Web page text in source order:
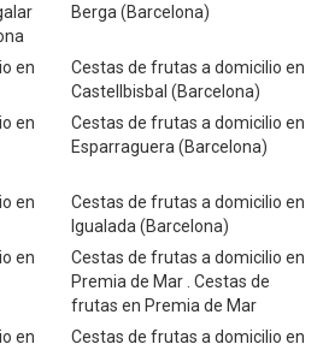
Berga (Barcelona)
en
Cestas de frutas a domicilio en
Castellbisbal (Barcelona)
en
Cestas de frutas a domicilio en
Esparraguera (Barcelona)
en
Cestas de frutas a domicilio en
Igualada (Barcelona)
en
Cestas de frutas a domicilio en
Premia de Mar . Cestas de
frutas en Premia de Mar
en
Cestas de frutas a domicilio en